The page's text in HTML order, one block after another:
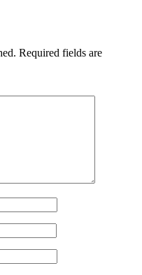
Required fields are